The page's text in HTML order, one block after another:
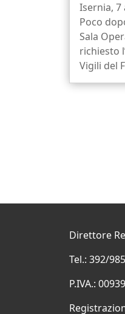
Isernia, 7
Poco
Sala
richiesto
Vigili del
Direttore
Tel.: 392/
P.IVA.: